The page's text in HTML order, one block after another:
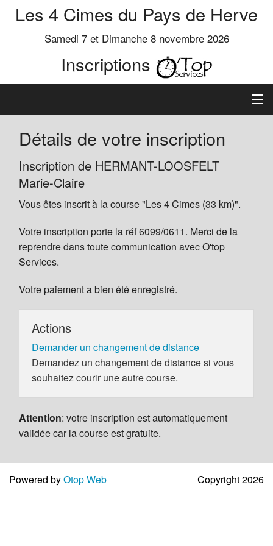
Les 4 Cimes du Pays de Herve
Samedi 7 et Dimanche 8 novembre 2026
Inscriptions
Inscription
Préinscrits
Informations
Détails de votre inscription
Inscription de HERMANT-LOOSFELT
Marie-Claire
Vous êtes inscrit à la course "Les 4 Cimes (33 km)".
Votre inscription porte la réf 6099/0611. Merci de la
reprendre dans toute communication avec O'top
Services.
Votre paiement a bien été enregistré.
Actions
Demander un changement de distance
Demandez un changement de distance si vous
souhaitez courir une autre course.
Attention: votre inscription est automatiquement
validée car la course est gratuite.
Powered byOtop Web Copyright 2026